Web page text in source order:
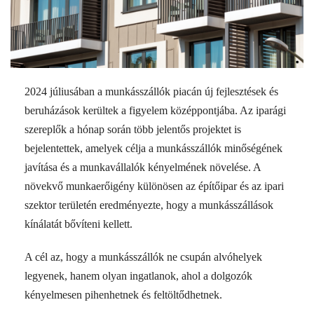
2024 júliusában a munkásszállók piacán új fejlesztések és
beruházások kerültek a figyelem középpontjába. Az iparági
szereplők a hónap során több jelentős projektet is
bejelentettek, amelyek célja a munkásszállók minőségének
javítása és a munkavállalók kényelmének növelése. A
növekvő munkaerőigény különösen az építőipar és az ipari
szektor területén eredményezte, hogy a munkásszállások
kínálatát bővíteni kellett.
A cél az, hogy a munkásszállók ne csupán alvóhelyek
legyenek, hanem olyan ingatlanok, ahol a dolgozók
kényelmesen pihenhetnek és feltöltődhetnek.